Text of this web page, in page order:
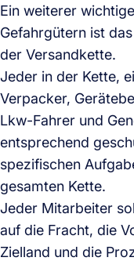
Ein weiterer
Gefahrgütern ist
der Versandkette.
Jeder in der Kette,
Verpacker,
Lkw-Fahrer und
entsprechend
spezifischen
gesamten Kette.
Jeder Mitarbeiter
auf die Fracht, die
Zielland und die